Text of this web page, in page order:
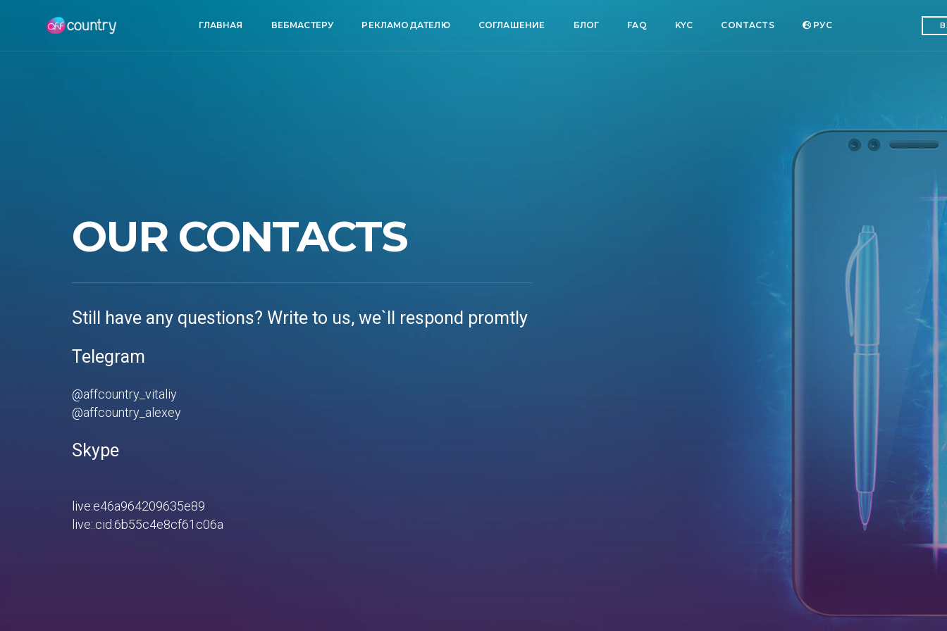
ГЛАВНАЯ ВЕБМАСТЕРУ РЕКЛАМОДАТЕЛЮ СОГЛАШЕНИЕ БЛОГ FAQ KYC CONTACTS РУC
OUR CONTACTS
Still have any questions? Write to us, we`ll respond promtly
Telegram
@affcountry_vitaliy
@affcountry_alexey
Skype
live:e46a964209635e89
live:.cid.6b55c4e8cf61c06a